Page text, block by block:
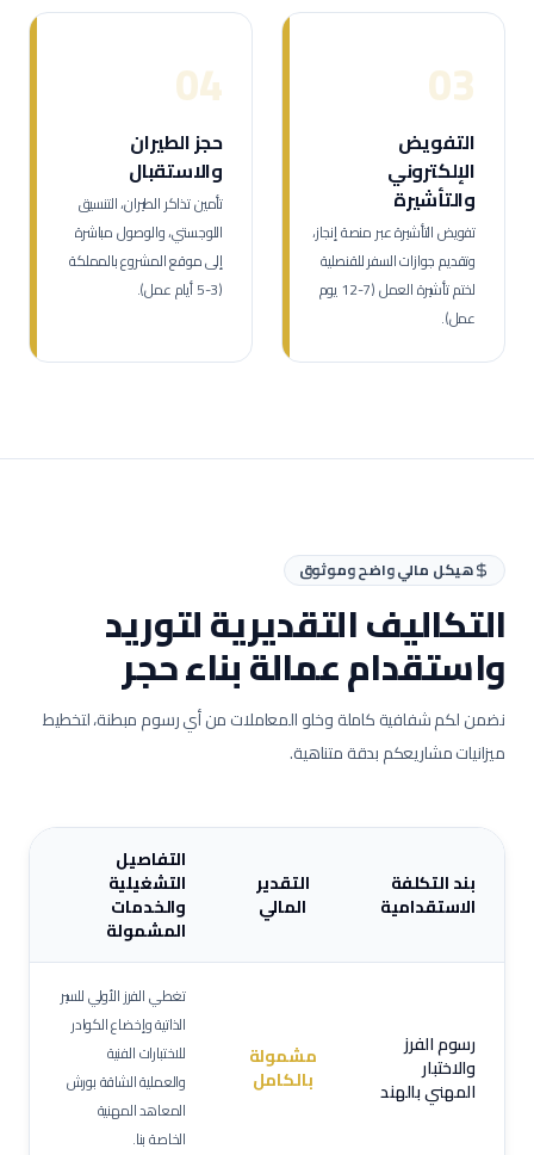
03
التفويض
الإلكتروني
والتأشيرة
تفويض التأشيرة عبر منصة إنجاز،
وتقديم جوازات السفر للقنصلية
لختم تأشيرة العمل (7-12 يوم
عمل).
04
حجز الطيران
والاستقبال
تأمين تذاكر الطيران، التنسيق
اللوجستي، والوصول مباشرة
إلى موقع المشروع بالمملكة
(3-5 أيام عمل).
هيكل مالي واضح وموثوق
التكاليف التقديرية لتوريد
واستقدام عمالةبناء حجر
نضمن لكم شفافية كاملة وخلو المعاملات من أي رسوم مبطنة، لتخطيط
ميزانيات مشاريعكم بدقة متناهية.
بند التكلفة
الاستقدامية
التقدير
المالي
التفاصيل
التشغيلية
والخدمات
المشمولة
رسوم الفرز
والاختبار
المهني بالهند
مشمولة
بالكامل
تغطي الفرز الأولي للسير
الذاتية وإخضاع الكوادر
للاختبارات الفنية
والعملية الشاقة بورش
المعاهد المهنية
الخاصة بنا.